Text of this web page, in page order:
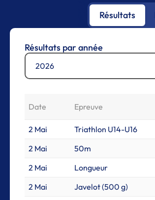
Résultats
Résultats par année
2026
Date Epreuve
2 Mai Triathlon U14-U16
2 Mai
50m
2 Mai
Longueur
2 Mai
Javelot (500 g)